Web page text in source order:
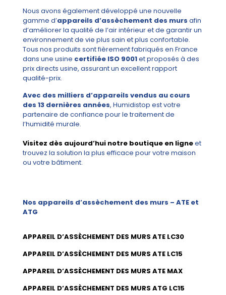
Nous avons également développé une nouvelle
gamme d’appareils d’assèchement des murs afin
d’améliorer la qualité de l’air intérieur et de garantir un
environnement de vie plus sain et plus confortable.
Tous nos produits sont fièrement fabriqués en France
dans une usine certifiée ISO 9001et proposés à des
prix directs usine, assurant un excellent rapport
qualité-prix.
Avec des milliers d’appareils vendus au cours
des 13 dernières années, Humidistop est votre
partenaire de confiance pour le traitement de
l’humidité murale.
Visitez dès aujourd’hui notre boutique en ligneet
trouvez la solution la plus efficace pour votre maison
ou votre bâtiment.
Nos appareils d’assèchement des murs – ATE et
ATG
APPAREIL D’ASSÈCHEMENT DES MURS ATE LC30
APPAREIL D’ASSÈCHEMENT DES MURS ATE LC15
APPAREIL D’ASSÈCHEMENT DES MURS ATE MAX
APPAREIL D’ASSÈCHEMENT DES MURS ATG LC15